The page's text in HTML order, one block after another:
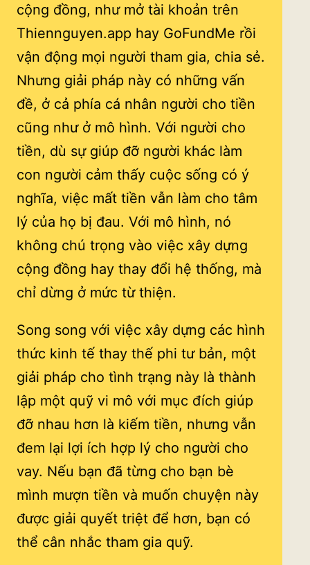
cộng đồng, như mở tài khoản trên
Thiennguyen.app hay GoFundMe rồi
vận động mọi người tham gia, chia sẻ.
Nhưng giải pháp này có những vấn
đề, ở cả phía cá nhân người cho tiền
cũng như ở mô hình. Với người cho
tiền, dù sự giúp đỡ người khác làm
con người cảm thấy cuộc sống có ý
nghĩa, việc mất tiền vẫn làm cho tâm
lý của họ bị đau. Với mô hình, nó
không chú trọng vào việc xây dựng
cộng đồng hay thay đổi hệ thống, mà
chỉ dừng ở mức từ thiện.
Song song với việc xây dựng các hình
thức kinh tế thay thế phi tư bản, một
giải pháp cho tình trạng này là thành
lập một quỹ vi mô với mục đích giúp
đỡ nhau hơn là kiếm tiền, nhưng vẫn
đem lại lợi ích hợp lý cho người cho
vay. Nếu bạn đã từng cho bạn bè
mình mượn tiền và muốn chuyện này
được giải quyết triệt để hơn, bạn có
thể cân nhắc tham gia quỹ.